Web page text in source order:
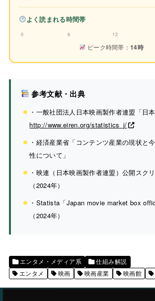
よく読まれる時間帯
0 6 12
ピーク時間帯：14時
参考文献・出典
・一般社団法人日本映画製作者連盟「日
http://www.eiren.org/statistics_j/
・経済産業省「コンテンツ産業の現状と
性について」
・映連（日本映画製作者連盟）公開スク
（2024年）
・Statista「Japan movie market box
（2024年）
エンタメ・メディア系
仕組み解説
エンタメ
映画 映画産業 映画館